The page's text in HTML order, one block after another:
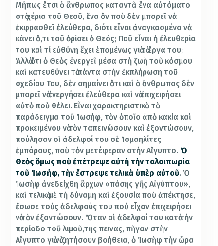
Μήπως ἔτσι ὁ ἄνθρωπος καταντᾶ ἕνα αὐτόματο
στὰ χέρια τοῦ Θεοῦ, ἕνα ὂν ποὺ δὲν μπορεῖ νὰ
ἐκφρασθεῖ ἐλεύθερα, διότι εἶναι ἀναγκασμένο νὰ
κάνει ὅ,τι τοῦ ὁρίσει ὁ Θεός; Ποῦ εἶναι ἡ ἐλευθερία
του καὶ τί εὐθύνη ἔχει ἑπομένως γιὰ τὰ ἔργα του;
Ἀλλὰ ὅτι ὁ Θεὸς ἐνεργεῖ μέσα στὴ ζωὴ τοῦ κόσμου
καὶ κατευθύνει τὰ πάντα στὴν ἐκπλήρωση τοῦ
σχεδίου Του, δὲν σημαίνει ὅτι καὶ ὁ ἄνθρωπος δὲν
μπορεῖ νὰ ἐνεργήσει ἐλεύθερα καὶ νὰ ἐπιχειρήσει
αὐτὸ ποὺ θέλει. Εἶναι χαρακτηριστικὸ τὸ
παράδειγμα τοῦ Ἰωσήφ, τὸν ὁποῖο ἀπὸ κακία καὶ
προκειμένου νὰ τὸν ταπεινώσουν καὶ ἐξοντώσουν,
πούλησαν οἱ ἀδελφοί του σὲ Ἰσμαηλίτες
ἐμπόρους, ποὺ τὸν μετέφεραν στὴν Αἴγυπτο.
Θεὸς ὅμως ποὺ ἐπέτρεψε αὐτὴ τὴν ταλαιπωρία
τοῦ Ἰωσήφ, τὴν ἔστρεψε τελικὰ ὑπὲρ αὐτοῦ. Ὁ
Ἰωσὴφ ἀνεδείχθη ἄρχων «πάσης γῆς Αἰγύπτου»,
καὶ τελικὰ μὲ τὴ δύναμη καὶ ἐξουσία ποὺ ἀπέκτησε,
ἔσωσε τοὺς ἀδελφούς του ποὺ εἶχαν ἐπιχειρήσει
νὰ τὸν ἐξοντώσουν. Ὅταν οἱ ἀδελφοί του κατὰ τὴν
περίοδο τοῦ λιμοῦ,της πεινας, πῆγαν στὴν
Αἴγυπτο γιὰ νὰ ζητήσουν βοήθεια, ὁ Ἰωσὴφ τὴν ὥρα